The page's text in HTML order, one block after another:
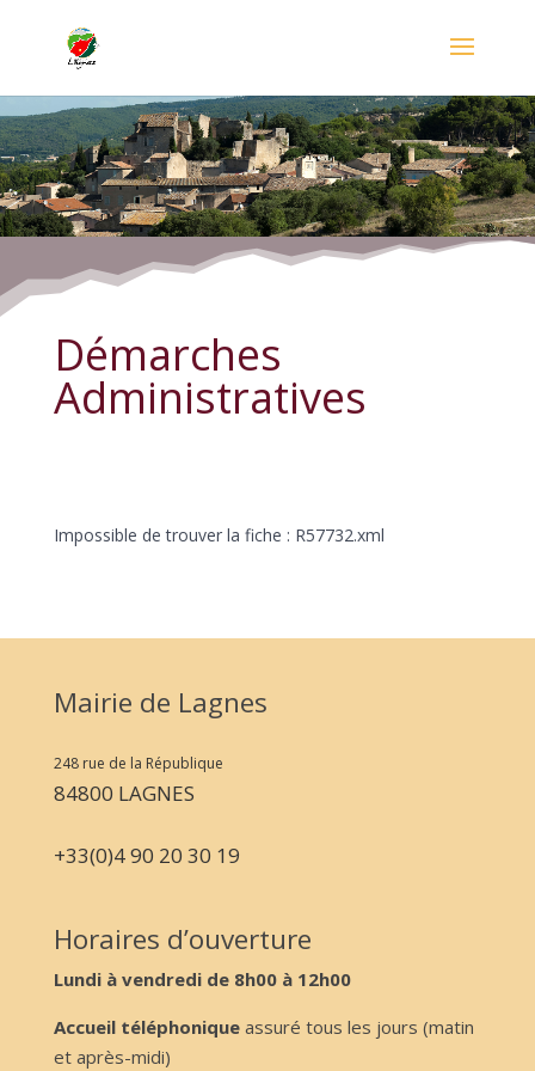
Démarches Administratives
Démarches
Administratives
Impossible de trouver la fiche : R57732.xml
Mairie de Lagnes
248 rue de la République
84800 LAGNES
+33(0)4 90 20 30 19
Horaires d’ouverture
Lundi à vendredi de 8h00 à 12h00
Accueil téléphoniqueassuré tous les jours (matin
et après-midi)